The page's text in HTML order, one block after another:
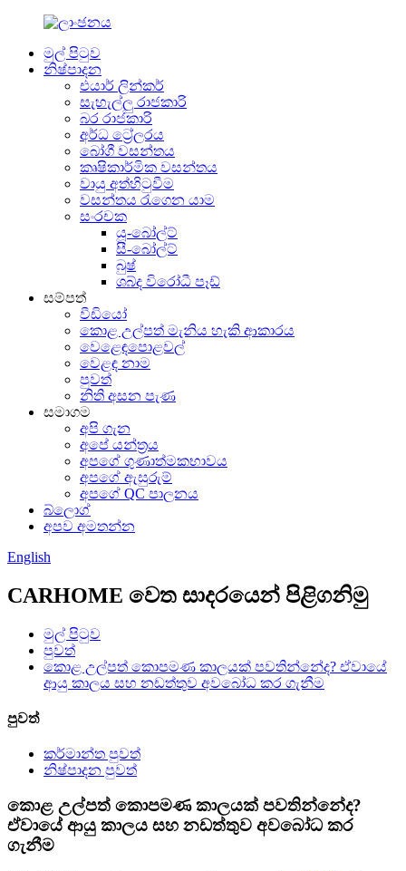
මුල් පිටුව
නිෂ්පාදන
එයාර් ලින්කර්
සැහැල්ලු රාජකාරි
බර රාජකාරි
අර්ධ ට්‍රේලරය
බෝගී වසන්තය
කෘෂිකාර්මික වසන්තය
වායු අත්හිටුවීම
වසන්තය රැගෙන යාම
සංරචක
යූ-බෝල්ට්
සී-බෝල්ට්
බුෂ්
ශබ්ද විරෝධී පෑඩ්
සම්පත්
වීඩියෝ
කොළ උල්පත් මැනිය හැකි ආකාරය
වෙළෙඳපොළවල්
වෙළඳ නාම
පුවත්
නිති අසන පැණ
සමාගම
අපි ගැන
අපේ යන්ත්‍රය
අපගේ ගුණාත්මකභාවය
අපගේ ඇසුරුම්
අපගේ QC පාලනය
බ්ලොග්
අපව අමතන්න
English
CARHOME වෙත සාදරයෙන් පිළිගනිමු
මුල් පිටුව
පුවත්
කොළ උල්පත් කොපමණ කාලයක් පවතින්නේද? ඒවායේ
ආයු කාලය සහ නඩත්තුව අවබෝධ කර ගැනීම
පුවත්
කර්මාන්ත පුවත්
නිෂ්පාදන පුවත්
කොළ උල්පත් කොපමණ කාලයක් පවතින්නේද?
ඒවායේ ආයු කාලය සහ නඩත්තුව අවබෝධ කර
ගැනීම